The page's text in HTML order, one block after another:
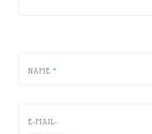
NAME *
E-MAIL-